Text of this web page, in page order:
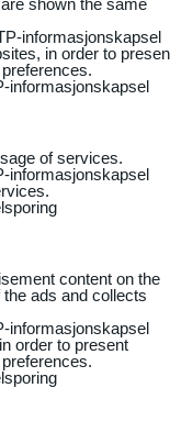
informasjonskapsel
in order to
informasjonskapsel
of services.
informasjonskapsel
content on the
ads and collects
informasjonskapsel
order to present